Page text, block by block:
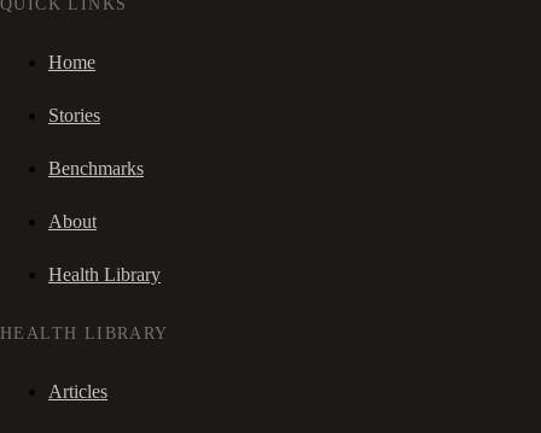
QUICK LINKS
Home
Stories
Benchmarks
About
Health Library
HEALTH LIBRARY
Articles